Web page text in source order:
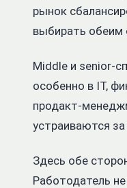
рынок
выбирать обеим
Middle и senior-
особенно в IT,
продакт-
устраиваются
Здесь обе
Работодатель